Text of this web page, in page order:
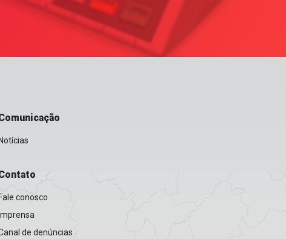
Notícias
Fale conosco
Imprensa
de denúncias